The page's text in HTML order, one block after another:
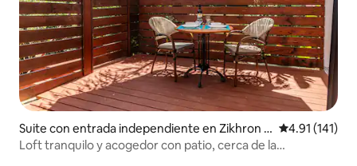
Suite con entrada independiente en Zikhron Y
a'akov
Calificación
4.91 (141)
Loft tranquilo y acogedor con patio, cerca de la